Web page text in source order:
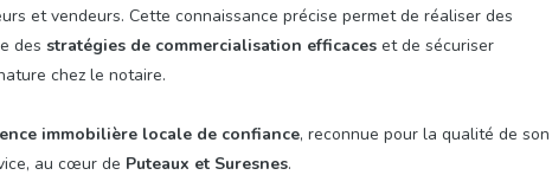
et vendeurs. Cette connaissance précise permet de réaliser des
des stratégies de commercialisation efficaces et de sécuriser
chez le notaire.
immobilière locale de confiance, reconnue pour la qualité de son
au cœur de Puteaux et Suresnes.